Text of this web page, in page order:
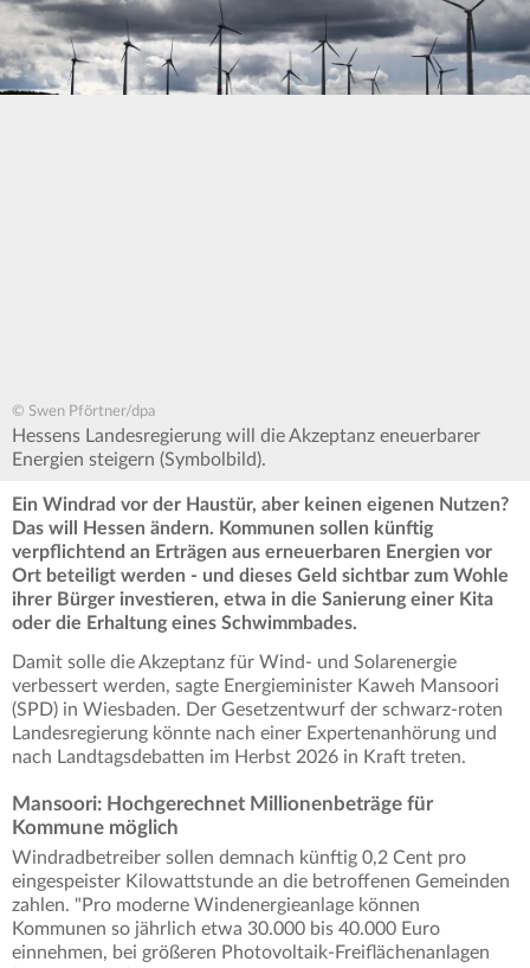
© Swen Pförtner/dpa
Hessens Landesregierung will die Akzeptanz eneuerbarer
Energien steigern (Symbolbild).
Ein Windrad vor der Haustür, aber keinen eigenen Nutzen?
Das will Hessen ändern. Kommunen sollen künftig
verpflichtend an Erträgen aus erneuerbaren Energien vor
Ort beteiligt werden - und dieses Geld sichtbar zum Wohle
ihrer Bürger investieren, etwa in die Sanierung einer Kita
oder die Erhaltung eines Schwimmbades.
Damit solle die Akzeptanz für Wind- und Solarenergie
verbessert werden, sagte Energieminister Kaweh Mansoori
(SPD) in Wiesbaden. Der Gesetzentwurf der schwarz-roten
Landesregierung könnte nach einer Expertenanhörung und
nach Landtagsdebatten im Herbst 2026 in Kraft treten.
Mansoori: Hochgerechnet Millionenbeträge für
Kommune möglich
Windradbetreiber sollen demnach künftig 0,2 Cent pro
eingespeister Kilowattstunde an die betroffenen Gemeinden
zahlen. "Pro moderne Windenergieanlage können
Kommunen so jährlich etwa 30.000 bis 40.000 Euro
einnehmen, bei größeren Photovoltaik-Freiflächenanlagen